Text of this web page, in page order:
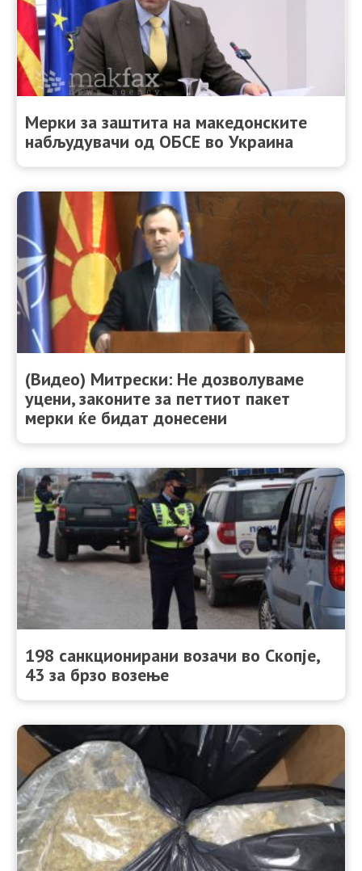
Мерки за заштита на македонските
набљудувачи од ОБСЕ во Украина
(Видео) Митрески: Не дозволуваме
уцени, законите за петтиот пакет
мерки ќе бидат донесени
198 санкционирани возачи во Скопје,
43 за брзо возење